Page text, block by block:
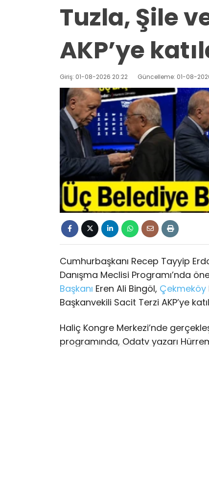
Tuzla, Şile
AKP’ye
Giriş: 01-08-2026 20:22 Güncelleme: 01-08-
Cumhurbaşkanı Recep Tayyip
Danışma Meclisi Programı’nda
Başkanı Eren Ali Bingöl, Çekmeköy
Başkanvekili Sacit Terzi AKP’ye
Haliç Kongre Merkezi’nde
programında, Odatv yazarı